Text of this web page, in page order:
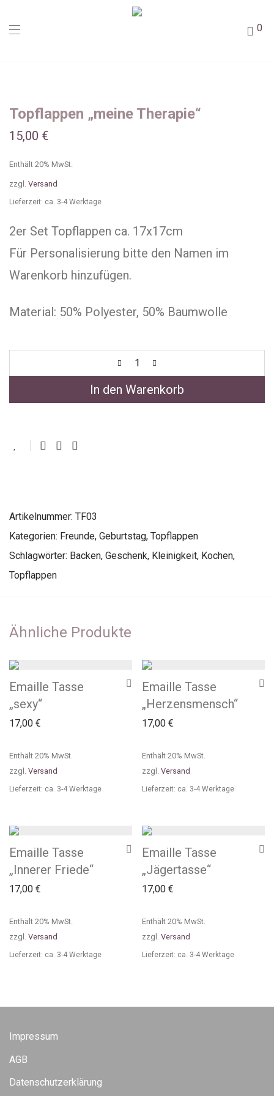
0
Topflappen „meine Therapie“
15,00 €
Enthält 20% MwSt.
zzgl. Versand
Lieferzeit: ca. 3-4 Werktage
2er Set Topflappen ca. 17x17cm
Für Personalisierung bitte den Namen im
Warenkorb hinzufügen.
Material: 50% Polyester, 50% Baumwolle
In den Warenkorb
Artikelnummer: TF03
Kategorien: Freunde, Geburtstag, Topflappen
Schlagwörter: Backen, Geschenk, Kleinigkeit, Kochen,
Topflappen
Ähnliche Produkte
Emaille Tasse
„sexy“
17,00 €
Enthält 20% MwSt.
zzgl. Versand
Lieferzeit: ca. 3-4 Werktage
Emaille Tasse
„Herzensmensch“
17,00 €
Enthält 20% MwSt.
zzgl. Versand
Lieferzeit: ca. 3-4 Werktage
Emaille Tasse
„Innerer Friede“
17,00 €
Enthält 20% MwSt.
zzgl. Versand
Lieferzeit: ca. 3-4 Werktage
Emaille Tasse
„Jägertasse“
17,00 €
Enthält 20% MwSt.
zzgl. Versand
Lieferzeit: ca. 3-4 Werktage
Impressum
AGB
Datenschutzerklärung